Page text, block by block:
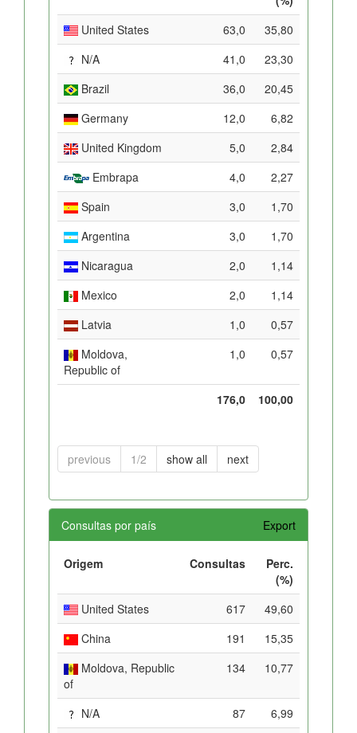
United States
63,0
35,80
N/A
41,0
23,30
Brazil
36,0
20,45
Germany
12,0
6,82
United Kingdom
5,0
2,84
Embrapa
4,0
2,27
Spain
3,0
1,70
Argentina
3,0
1,70
Nicaragua
2,0
1,14
Mexico
2,0
1,14
Latvia
1,0
0,57
Moldova,
Republic of
1,0 0,57
176,0 100,00
previous 1/2 show all next
Consultas por país Export
Origem Consultas
Perc.
(%)
United States
617
49,60
China
191
15,35
Moldova, Republic
of
134 10,77
N/A 87
6,99